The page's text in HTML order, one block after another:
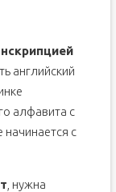
английский
алфавита с
с
, нужна